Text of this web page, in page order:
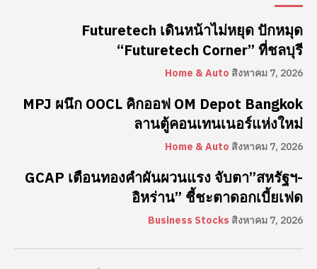
Futuretech เดินหน้าไม่หยุด ปักหมุด
“Futuretech Corner” ที่ชลบุรี
Home & Auto สิงหาคม 7, 2026
MPJ ผนึก OOCL คิกออฟ OM Depot Bangkok
ลานตู้คอนเทนเนอร์แห่งใหม่
Home & Auto สิงหาคม 7, 2026
GCAP เตือนทองคำผันผวนแรง จับตา”สหรัฐฯ-
อิหร่าน” ชี้ชะตาดอกเบี้ยเฟด
Business Stocks สิงหาคม 7, 2026